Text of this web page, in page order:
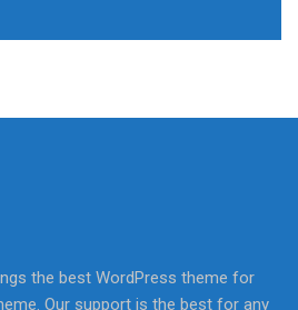
the best WordPress theme for
Our support is the best for any